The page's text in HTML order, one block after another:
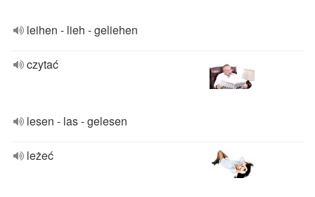
leihen - lieh - geliehen
czytać
lesen - las - gelesen
leżeć